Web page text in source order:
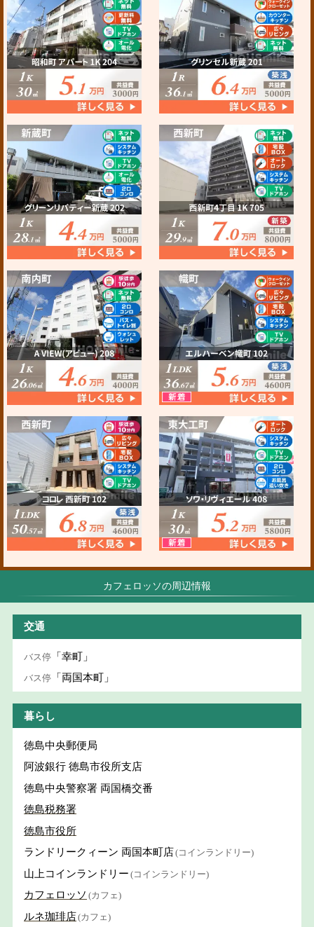
カフェロッソの周辺情報
交通
バス停 「幸町」
バス停 「両国本町」
暮らし
徳島中央郵便局
阿波銀行 徳島市役所支店
徳島中央警察署 両国橋交番
徳島税務署
徳島市役所
ランドリークィーン 両国本町店(コインランドリー)
山上コインランドリー (コインランドリー)
カフェロッソ (カフェ)
ルネ珈琲店(カフェ)